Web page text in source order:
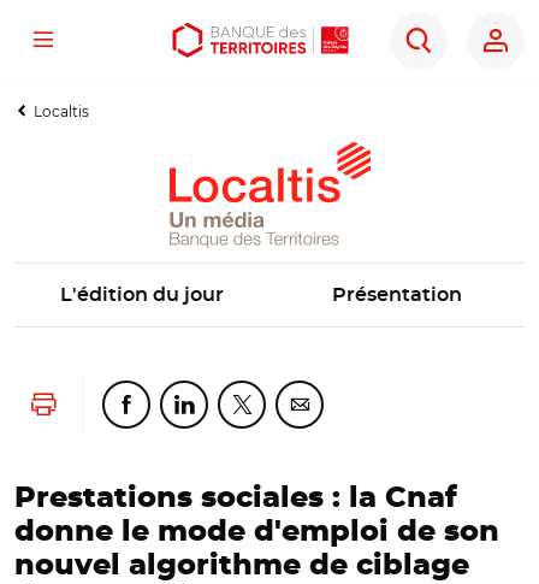
Aller
contenu
Aller
menu
Ouvrir
outils
Menu
Rechercher
Localtis
L'édition du jour Présentation
Lancer l'impressionPartager cette page sur Facebook
Partager cette page sur Linkedin
Partager cette page sur Twitter
Partager cette page sur
Prestations sociales : la Cnaf
donne le mode d'emploi de son
nouvel algorithme de ciblage